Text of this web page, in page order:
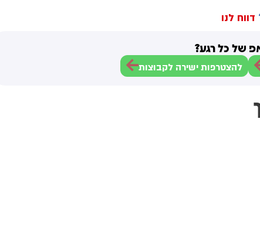
דווח לנו
של כל רגע?
להצטרפות ישירה לקבוצות